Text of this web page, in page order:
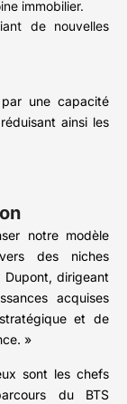
immobilier.
de nouvelles
une capacité
ainsi les
notre modèle
des niches
Dupont, dirigeant
acquises
et de
»
sont les chefs
du BTS